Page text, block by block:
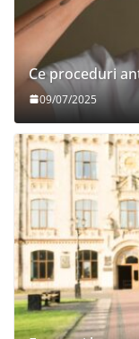
Ce proceduri
09/07/2025